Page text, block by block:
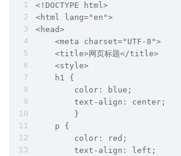
<!DOCTYPE html>
<html lang="en">
<head>
    <meta charset="UTF-8">
    <title>网页标题</title>
    <style>
    h1 {
        color: blue;
        text-align: center;
        }
    p {
        color: red;
        text-align: left;